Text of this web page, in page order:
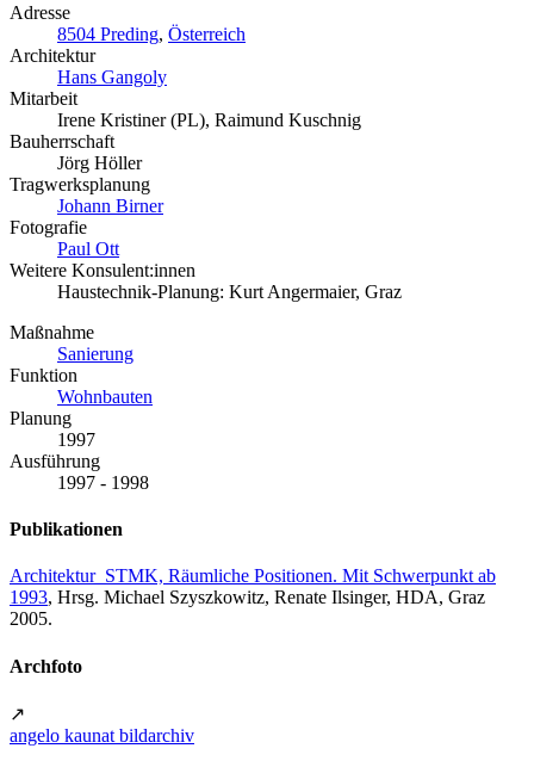
Adresse
8504 Preding, Österreich
Architektur
Hans Gangoly
Mitarbeit
Irene Kristiner (PL), Raimund Kuschnig
Bauherrschaft
Jörg Höller
Tragwerksplanung
Johann Birner
Fotografie
Paul Ott
Weitere Konsulent:innen
Haustechnik-Planung: Kurt Angermaier, Graz
Maßnahme
Sanierung
Funktion
Wohnbauten
Planung
1997
Ausführung
1997 - 1998
Publikationen
Architektur_STMK, Räumliche Positionen. Mit Schwerpunkt ab
1993, Hrsg. Michael Szyszkowitz, Renate Ilsinger, HDA, Graz
2005.
Archfoto
↗
angelo kaunat bildarchiv